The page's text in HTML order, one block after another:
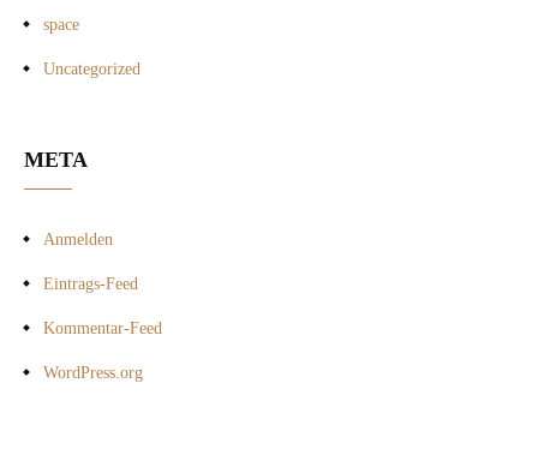
space
Uncategorized
META
Anmelden
Eintrags-Feed
Kommentar-Feed
WordPress.org